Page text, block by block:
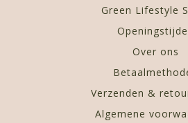
Green Lifestyle
Over ons
Verzenden &
Algemene